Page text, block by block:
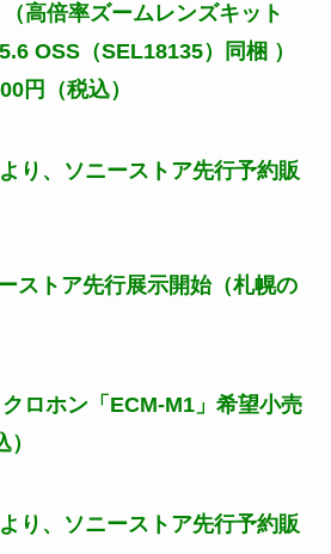
（高倍率ズームレンズキット
OSS（SEL18135）同梱 ）
円（税込）
り、ソニーストア先行予約販
ストア先行展示開始（札幌の
ロホン「ECM-M1」希望小売
り、ソニーストア先行予約販